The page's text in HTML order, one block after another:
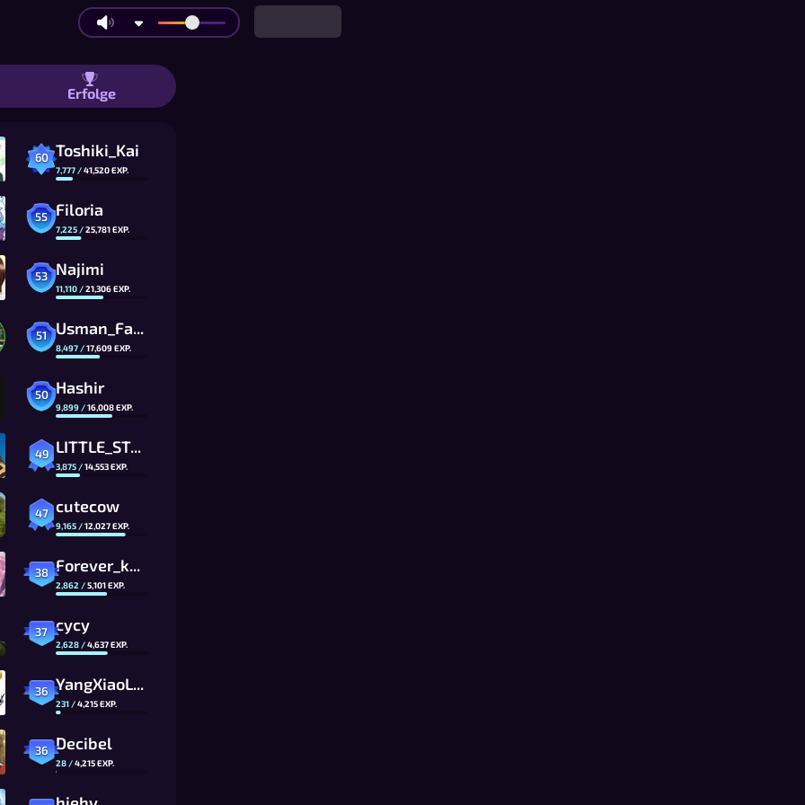
WPM und Genauigkeit gegen Freunde oder Bots |
Erfolge
60 Toshiki_Kai
7,777 /41,520EXP.
55 Filoria
7,225 /25,781EXP.
53 Najimi
11,110 /21,306EXP.
51 Usman_FalcoTTV
8,497 /17,609EXP.
50 Hashir
9,899 /16,008EXP.
49 LITTLE_STAR_07
3,875 /14,553EXP.
47 cutecow
9,165 /12,027EXP.
38 Forever_kpop
2,862 /5,101EXP.
37 cycy
2,628 /4,637EXP.
36 YangXiaoLong
231 /4,215EXP.
36 Decibel
28 /4,215EXP.